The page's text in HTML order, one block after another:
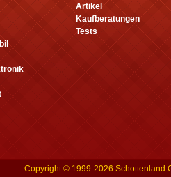
Artikel
Kaufberatungen
Tests
Copyright © 1999-2026 Schottenland